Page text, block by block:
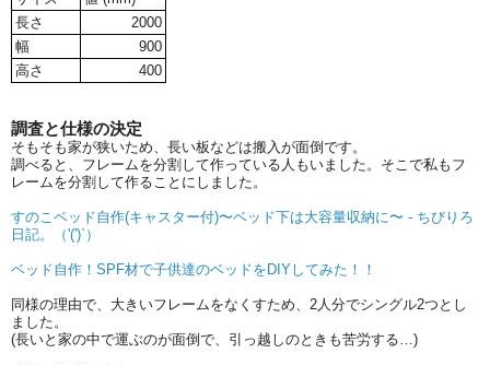
長さ
2000
幅
900
高さ
400
調査と仕様の決定
そもそも家が狭いため、長い板などは搬入が面倒です。
調べると、フレームを分割して作っている人もいました。そこで私もフ
レームを分割して作ることにしました。
すのこベッド自作(キャスター付)〜ベッド下は大容量収納に〜 - ちびりろ
日記。（'(')`）
ベッド自作！SPF材で子供達のベッドをDIYしてみた！！
同様の理由で、大きいフレームをなくすため、2人分でシングル2つとし
ました。
(長いと家の中で運ぶのが面倒で、引っ越しのときも苦労する…)